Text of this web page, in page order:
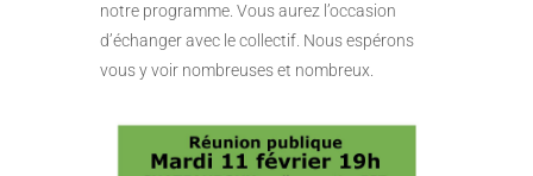
notre programme. Vous aurez l’occasion
d’échanger avec le collectif. Nous espérons
vous y voir nombreuses et nombreux.